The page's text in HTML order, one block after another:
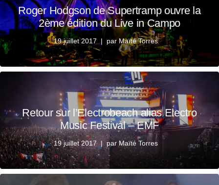
Roger Hodgson de Supertramp ouvre la
2ème édition du Live in Campo
19 juillet 2017 par Maïté Torres
Retour sur l’Electrobeach alias Electro
Music Festival – EMF
19 juillet 2017 parMaïté Torres